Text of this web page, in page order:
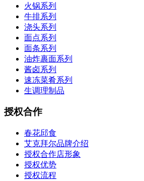
火锅系列
牛排系列
浇头系列
面点系列
面条系列
油炸裹面系列
酱卤系列
速冻菜肴系列
生调理制品
授权合作
春花邱食
艾克拜尔品牌介绍
授权合作店形象
授权优势
授权流程